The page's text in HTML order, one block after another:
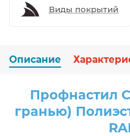
Виды покрытий
Описание
Профнастил
гранью)